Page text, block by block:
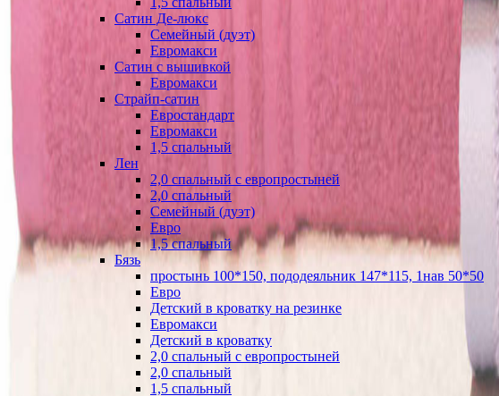
Сатин Де-люкс
Семейный (дуэт)
Евромакси
Сатин с вышивкой
Евромакси
Страйп-сатин
Евростандарт
Евромакси
1,5 спальный
Лен
2,0 спальный с европростыней
2,0 спальный
Семейный (дуэт)
Евро
1,5 спальный
Бязь
простынь 100*150, пододеяльник 147*115, 1нав 50*50
Евро
Детский в кроватку на резинке
Евромакси
Детский в кроватку
2,0 спальный с европростыней
2,0 спальный
1,5 спальный